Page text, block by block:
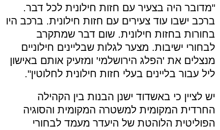
"מדובר היה בצעיר עם חזות חילונית לכל דבר.
ברכב ישבו עוד צעירים עם חזות חילונית. ברכב היו
בחורות בחזות חילונית. שום דבר שמתקרב
לבחורי ישיבות. מצער לגלות שבליינים חילוניים
מנצלים את 'הפלג הירושלמי' ומזעיק אותם באישון
ליל עבור בליינים בעלי חזות חילונית לחלוטין".
יש לציין כי באשדוד ישנן הבנות בין הקהילה
החרדית המקומית למשטרה המקומית והסוגיה
הפוליטית הלוהטת של היעדר מעמד לבחורי